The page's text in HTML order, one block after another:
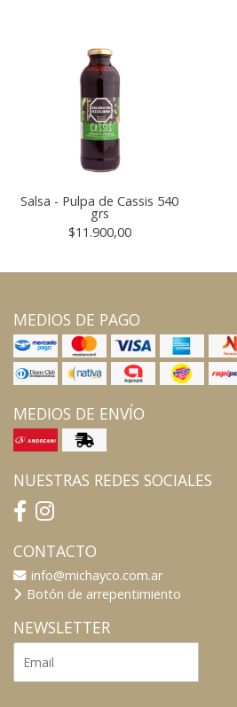
Salsa - Pulpa de Cassis 540
grs
$11.900,00
MEDIOS DE PAGO
MEDIOS DE ENVÍO
NUESTRAS REDES SOCIALES
CONTACTO
info@michayco.com.ar
Botón de arrepentimiento
NEWSLETTER